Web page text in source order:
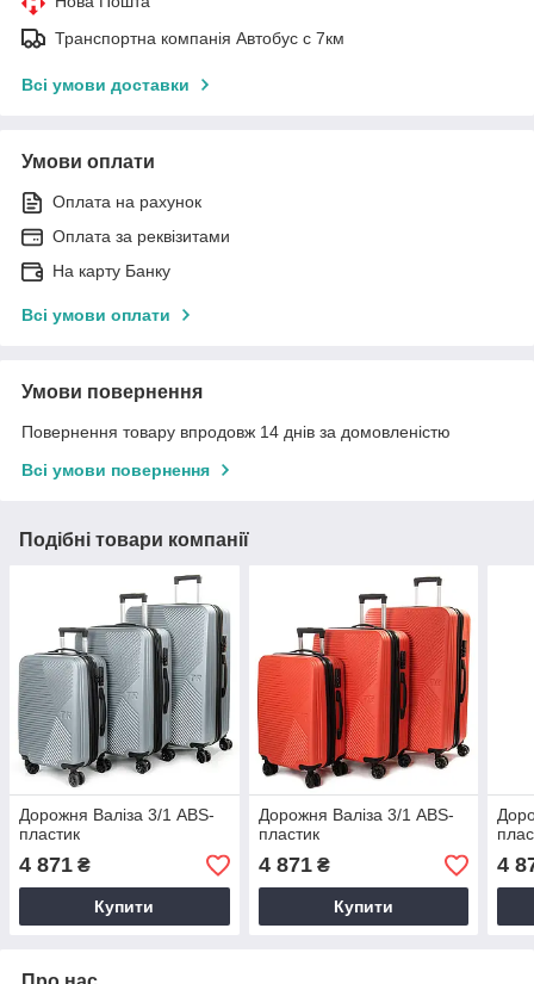
Транспортна компанія Автобус с 7км
Всі умови доставки
Умови оплати
Оплата на рахунок
Оплата за реквізитами
На карту Банку
Всі умови оплати
Умови повернення
Повернення товару впродовж 14 днів за домовленістю
Всі умови повернення
Подібні товари компанії
Дорожня Валіза 3/1 ABS-
пластик
4 871 ₴
Купити
Дорожня Валіза 3/1 ABS-
пластик
4 871₴
Купити
4